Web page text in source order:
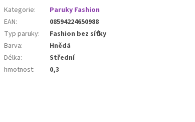
Kategorie:
Paruky Fashion
EAN:
08594224650988
Typ paruky:
Fashion bez síťky
Barva:
Hnědá
Délka:
Střední
hmotnost: 0,3